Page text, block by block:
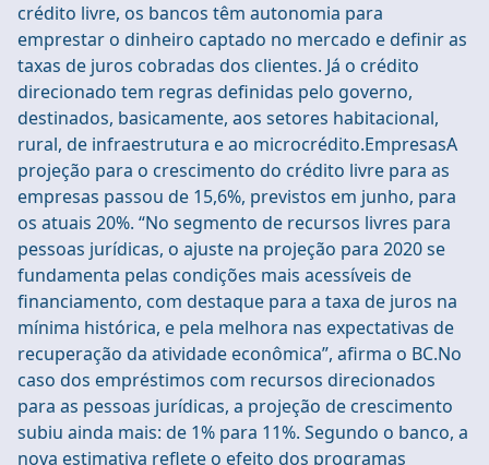
crédito livre, os bancos têm autonomia para
emprestar o dinheiro captado no mercado e definir as
taxas de juros cobradas dos clientes. Já o crédito
direcionado tem regras definidas pelo governo,
destinados, basicamente, aos setores habitacional,
rural, de infraestrutura e ao microcrédito.EmpresasA
projeção para o crescimento do crédito livre para as
empresas passou de 15,6%, previstos em junho, para
os atuais 20%. “No segmento de recursos livres para
pessoas jurídicas, o ajuste na projeção para 2020 se
fundamenta pelas condições mais acessíveis de
financiamento, com destaque para a taxa de juros na
mínima histórica, e pela melhora nas expectativas de
recuperação da atividade econômica”, afirma o BC.No
caso dos empréstimos com recursos direcionados
para as pessoas jurídicas, a projeção de crescimento
subiu ainda mais: de 1% para 11%. Segundo o banco, a
nova estimativa reflete o efeito dos programas